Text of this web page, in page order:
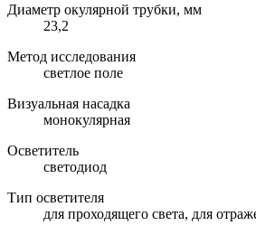
Диаметр окулярной трубки, мм
23,2
Метод исследования
светлое поле
Визуальная насадка
монокулярная
Осветитель
светодиод
Тип осветителя
для проходящего света, для